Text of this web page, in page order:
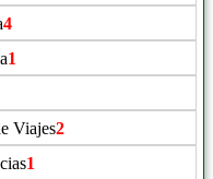
4
1
Viajes2
1